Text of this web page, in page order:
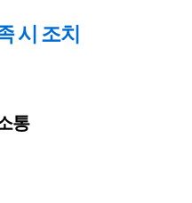
시 조치
통